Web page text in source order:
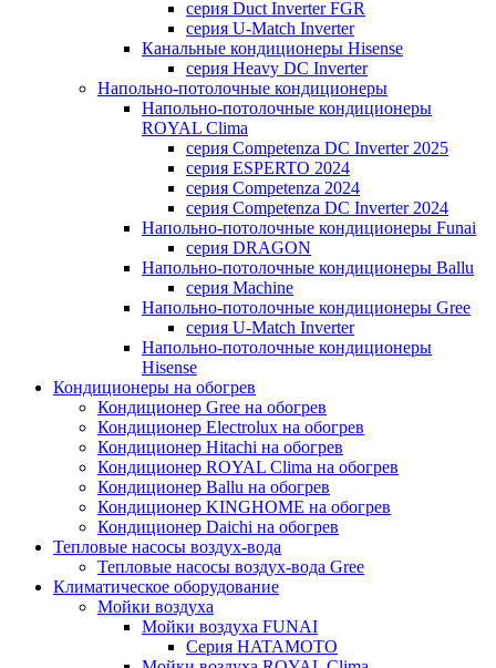
серия Duct Inverter FGR
серия U-Match Inverter
Канальные кондиционеры Hisense
серия Heavy DC Inverter
Напольно-потолочные кондиционеры
Напольно-потолочные кондиционеры
ROYAL Clima
серия Competenza DC Inverter 2025
серия ESPERTO 2024
серия Competenza 2024
серия Competenza DC Inverter 2024
Напольно-потолочные кондиционеры Funai
серия DRAGON
Напольно-потолочные кондиционеры Ballu
серия Machine
Напольно-потолочные кондиционеры Gree
серия U-Match Inverter
Напольно-потолочные кондиционеры
Hisense
Кондиционеры на обогрев
Кондиционер Gree на обогрев
Кондиционер Electrolux на обогрев
Кондиционер Hitachi на обогрев
Кондиционер ROYAL Clima на обогрев
Кондиционер Ballu на обогрев
Кондиционер KINGHOME на обогрев
Кондиционер Daichi на обогрев
Тепловые насосы воздух-вода
Тепловые насосы воздух-вода Gree
Климатическое оборудование
Мойки воздуха
Мойки воздуха FUNAI
Серия HATAMOTO